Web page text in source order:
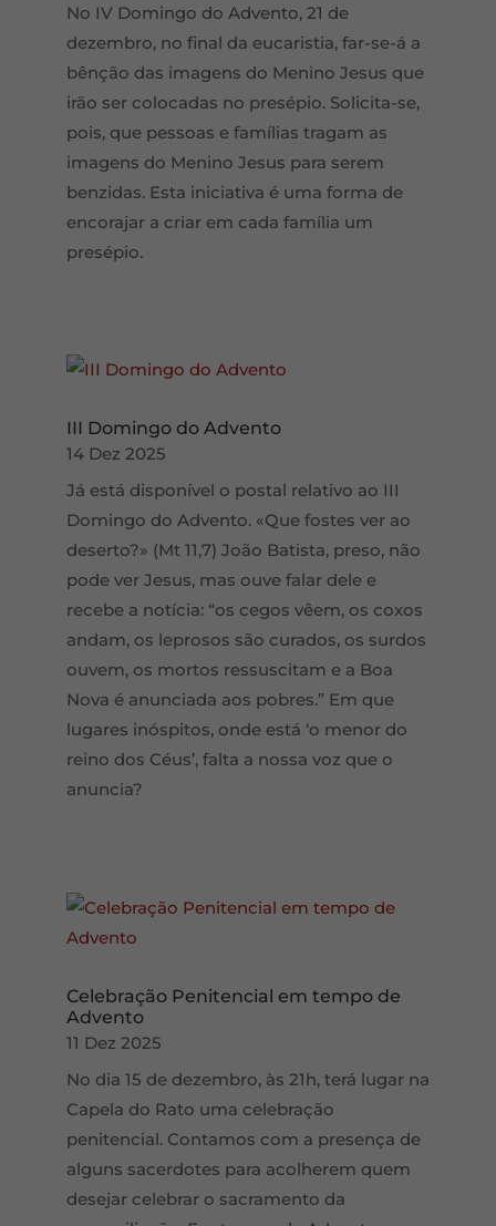
No IV Domingo do Advento, 21 de
dezembro, no final da eucaristia, far-se-á a
bênção das imagens do Menino Jesus que
irão ser colocadas no presépio. Solicita-se,
pois, que pessoas e famílias tragam as
imagens do Menino Jesus para serem
benzidas. Esta iniciativa é uma forma de
encorajar a criar em cada família um
presépio.
III Domingo do Advento
14 Dez 2025
Já está disponível o postal relativo ao III
Domingo do Advento. «Que fostes ver ao
deserto?» (Mt 11,7) João Batista, preso, não
pode ver Jesus, mas ouve falar dele e
recebe a notícia: “os cegos vêem, os coxos
andam, os leprosos são curados, os surdos
ouvem, os mortos ressuscitam e a Boa
Nova é anunciada aos pobres.” Em que
lugares inóspitos, onde está ‘o menor do
reino dos Céus’, falta a nossa voz que o
anuncia?
Celebração Penitencial em tempo de
Advento
11 Dez 2025
No dia 15 de dezembro, às 21h, terá lugar na
Capela do Rato uma celebração
penitencial. Contamos com a presença de
alguns sacerdotes para acolherem quem
desejar celebrar o sacramento da